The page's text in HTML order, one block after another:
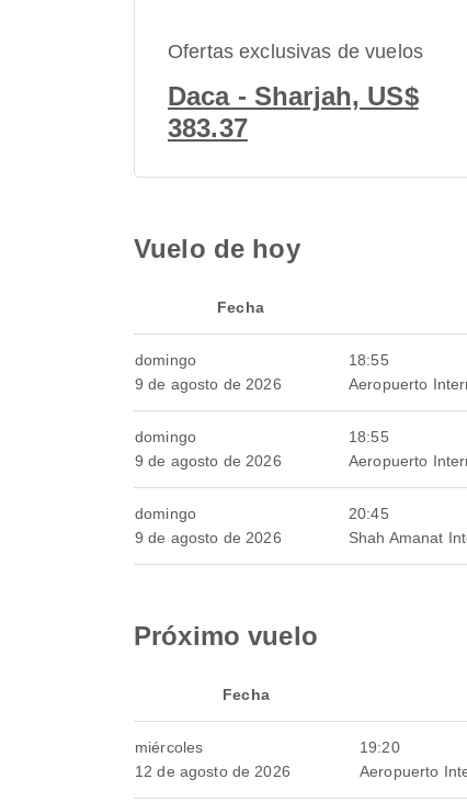
Ofertas exclusivas de vuelos
Daca - Sharjah, US$
383.37
Vuelo de hoy
Fecha
domingo
9 de agosto de 2026
18:55
Aeropuerto
domingo
9 de agosto de 2026
18:55
Aeropuerto
domingo
9 de agosto de 2026
20:45
Shah Amanat
Próximo vuelo
Fecha
miércoles
12 de agosto de 2026
19:20
Aeropuerto